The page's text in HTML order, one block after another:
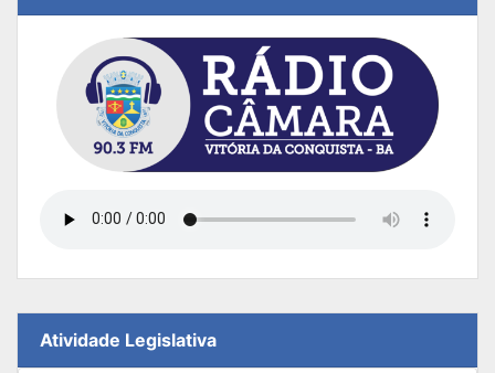
Atividade Legislativa